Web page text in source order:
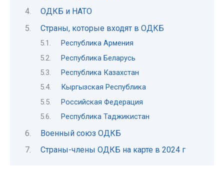
ОДКБ и НАТО
Страны, которые входят в ОДКБ
Республика Армения
Республика Беларусь
Республика Казахстан
Кыргызская Республика
Российская Федерация
Республика Таджикистан
Военный союз ОДКБ
Страны-члены ОДКБ на карте в 2024 г